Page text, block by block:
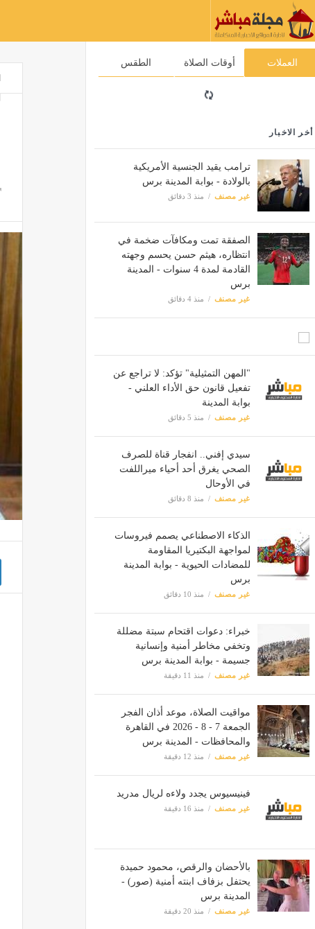
العملات أوقات الصلاة الطقس
أخر الاخبار
ترامب يقيد الجنسية الأمريكية
بالولادة - بوابة المدينة برس
غير مصنف منذ 3 دقائق
الصفقة تمت ومكافآت ضخمة في
انتظاره، هيثم حسن يحسم وجهته
القادمة لمدة 4 سنوات - المدينة
برس
غير مصنف منذ 4 دقائق
"المهن التمثيلية" تؤكد: لا تراجع عن
تفعيل قانون حق الأداء العلني -
بوابة المدينة
غير مصنف منذ 5 دقائق
سيدي إفني.. انفجار قناة للصرف
الصحي يغرق أحد أحياء ميراللفت
في الأوحال
غير مصنف منذ 8 دقائق
الذكاء الاصطناعي يصمم فيروسات
لمواجهة البكتيريا المقاومة
للمضادات الحيوية - بوابة المدينة
برس
غير مصنف منذ 10 دقائق
خبراء: دعوات اقتحام سبتة مضللة
وتخفي مخاطر أمنية وإنسانية
جسيمة - بوابة المدينة برس
غير مصنف منذ 11 دقيقة
مواقيت الصلاة، موعد أذان الفجر
الجمعة 7 - 8 - 2026 في القاهرة
والمحافظات - المدينة برس
غير مصنف منذ 12 دقيقة
فينيسيوس يجدد ولاءه لريال مدريد
غير مصنف منذ 16 دقيقة
بالأحضان والرقص، محمود حميدة
يحتفل بزفاف ابنته أمنية (صور) -
المدينة برس
غير مصنف منذ 20 دقيقة